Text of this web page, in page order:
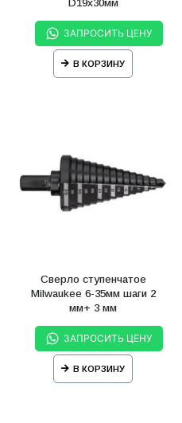
D19х30мм
ЗАПРОСИТЬ ЦЕНУ
В КОРЗИНУ
Сверло ступенчатое
Milwaukee 6-35мм шаги 2
мм+ 3 мм
ЗАПРОСИТЬ ЦЕНУ
В КОРЗИНУ